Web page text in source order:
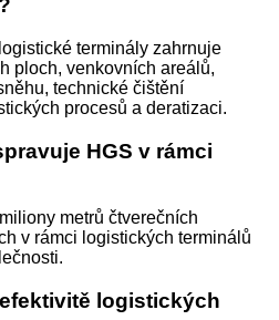
terminály zahrnuje
ploch, venkovních areálů,
technické čištění
procesů a deratizaci.
HGS v rámci
metrů čtverečních
v rámci logistických terminálů
logistických